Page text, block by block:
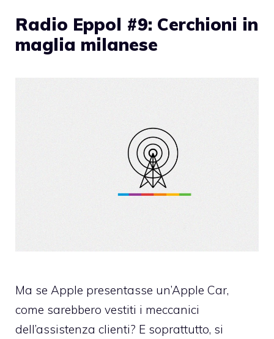
Radio Eppol #9: Cerchioni in
maglia milanese
Ma se Apple presentasse un’Apple Car,
come sarebbero vestiti i meccanici
dell’assistenza clienti? E soprattutto, si